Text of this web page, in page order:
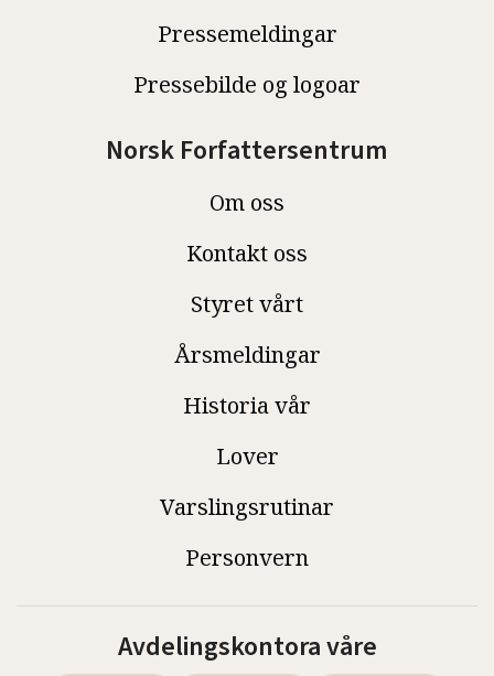
Pressemeldingar
Pressebilde og logoar
Norsk Forfattersentrum
Om oss
Kontakt oss
Styret vårt
Årsmeldingar
Historia vår
Lover
Varslingsrutinar
Personvern
Avdelingskontora våre